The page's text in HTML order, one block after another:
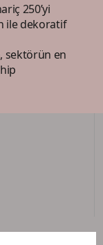
250’yi
ile dekoratif
sektörün en